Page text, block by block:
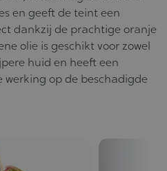
en geeft de teint een
dankzij de prachtige oranje
olie is geschikt voor zowel
huid en heeft een
werking op de beschadigde